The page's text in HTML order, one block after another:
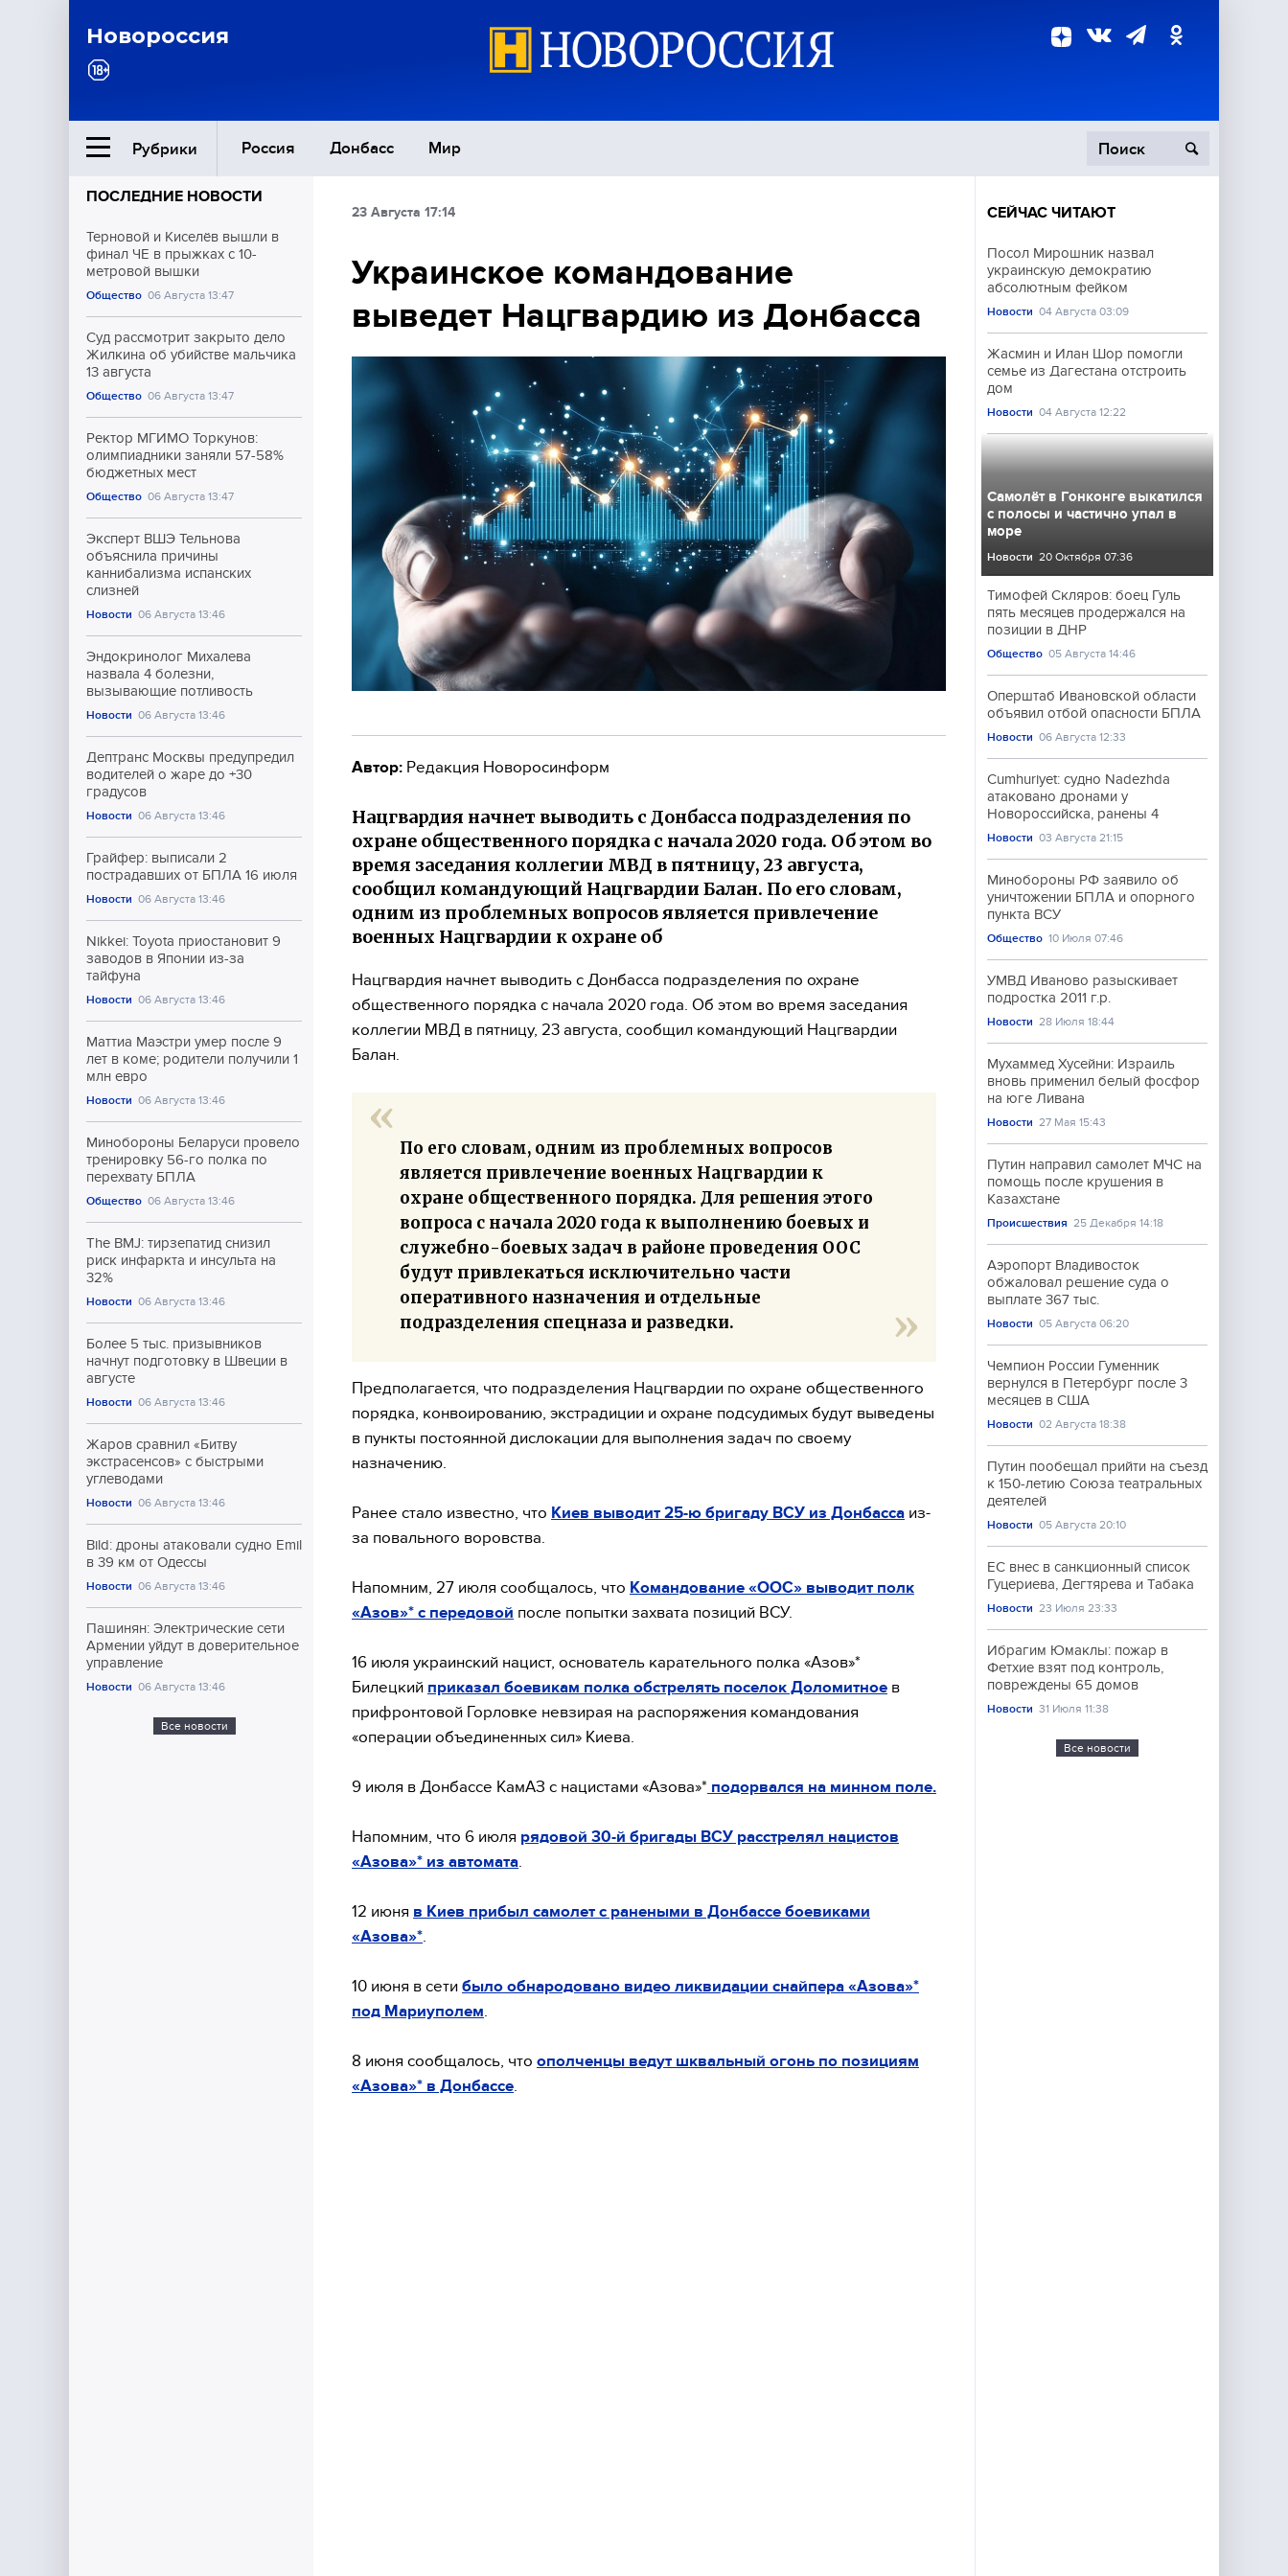
Новороссия
Рубрики Россия Донбасс Мир
Ближний Восток
Общество
Экономика
Происшествия
Культура
ПОСЛЕДНИЕ НОВОСТИ
Терновой и Киселёв вышли в
финал ЧЕ в прыжках с 10-
метровой вышки
Общество 06 Августа 13:47
Суд рассмотрит закрыто дело
Жилкина об убийстве мальчика
13 августа
Общество 06 Августа 13:47
Ректор МГИМО Торкунов:
олимпиадники заняли 57-58%
бюджетных мест
Общество 06 Августа 13:47
Эксперт ВШЭ Тельнова
объяснила причины
каннибализма испанских
слизней
Новости 06 Августа 13:46
Эндокринолог Михалева
назвала 4 болезни,
вызывающие потливость
Новости 06 Августа 13:46
Дептранс Москвы предупредил
водителей о жаре до +30
градусов
Новости 06 Августа 13:46
Грайфер: выписали 2
пострадавших от БПЛА 16 июля
Новости 06 Августа 13:46
Nikkei: Toyota приостановит 9
заводов в Японии из-за
тайфуна
Новости 06 Августа 13:46
Маттиа Маэстри умер после 9
лет в коме; родители получили 1
млн евро
Новости 06 Августа 13:46
Минобороны Беларуси провело
тренировку 56-го полка по
перехвату БПЛА
Общество 06 Августа 13:46
The BMJ: тирзепатид снизил
риск инфаркта и инсульта на
32%
Новости 06 Августа 13:46
Более 5 тыс. призывников
начнут подготовку в Швеции в
августе
Новости 06 Августа 13:46
Жаров сравнил «Битву
экстрасенсов» с быстрыми
углеводами
Новости 06 Августа 13:46
Bild: дроны атаковали судно Emil
в 39 км от Одессы
Новости 06 Августа 13:46
Пашинян: Электрические сети
Армении уйдут в доверительное
управление
Новости 06 Августа 13:46
Все новости
23 Августа 17:14
Украинское командование
выведет Нацгвардию из Донбасса
Автор: Редакция Новоросинформ
Нацгвардия начнет выводить с Донбасса подразделения по
охране общественного порядка с начала 2020 года. Об этом во
время заседания коллегии МВД в пятницу, 23 августа,
сообщил командующий Нацгвардии Балан. По его словам,
одним из проблемных вопросов является привлечение
военных Нацгвардии к охране об
Нацгвардия начнет выводить с Донбасса подразделения по охране
общественного порядка с начала 2020 года. Об этом во время заседания
коллегии МВД в пятницу, 23 августа, сообщил командующий Нацгвардии
Балан.
По его словам, одним из проблемных вопросов
является привлечение военных Нацгвардии к
охране общественного порядка. Для решения этого
вопроса с начала 2020 года к выполнению боевых и
служебно-боевых задач в районе проведения ООС
будут привлекаться исключительно части
оперативного назначения и отдельные
подразделения спецназа и разведки.
Предполагается, что подразделения Нацгвардии по охране общественного
порядка, конвоированию, экстрадиции и охране подсудимых будут выведены
в пункты постоянной дислокации для выполнения задач по своему
назначению.
Ранее стало известно, что Киев выводит 25-ю бригаду ВСУ из Донбасса из-
за повального воровства.
Напомним, 27 июля сообщалось, что Командование «ООС» выводит полк
«Азов»* с передовой после попытки захвата позиций ВСУ.
16 июля украинский нацист, основатель карательного полка «Азов»*
Билецкий приказал боевикам полка обстрелять поселок Доломитное в
прифронтовой Горловке невзирая на распоряжения командования
«операции объединенных сил» Киева.
9 июля в Донбассе КамАЗ с нацистами «Азова»* подорвался на минном поле.
Напомним, что 6 июля рядовой 30-й бригады ВСУ расстрелял нацистов
«Азова»* из автомата
12 июня в Киев прибыл самолет с ранеными в Донбассе боевиками
«Азова»*
10 июня в сети было обнародовано видео ликвидации снайпера «Азова»*
под Мариуполем
8 июня сообщалось, что ополченцы ведут шквальный огонь по позициям
«Азова»* в Донбассе
СЕЙЧАС ЧИТАЮТ
Посол Мирошник назвал
украинскую демократию
абсолютным фейком
Новости 04 Августа 03:09
Жасмин и Илан Шор помогли
семье из Дагестана отстроить
дом
Новости 04 Августа 12:22
Самолёт в Гонконге выкатился
с полосы и частично упал в
море
Новости 20 Октября 07:36
Тимофей Скляров: боец Гуль
пять месяцев продержался на
позиции в ДНР
Общество 05 Августа 14:46
Оперштаб Ивановской области
объявил отбой опасности БПЛА
Новости 06 Августа 12:33
Cumhuriyet: судно Nadezhda
атаковано дронами у
Новороссийска, ранены 4
Новости 03 Августа 21:15
Минобороны РФ заявило об
уничтожении БПЛА и опорного
пункта ВСУ
Общество 10 Июля 07:46
УМВД Иваново разыскивает
подростка 2011 г.р.
Новости 28 Июля 18:44
Мухаммед Хусейни: Израиль
вновь применил белый фосфор
на юге Ливана
Новости 27 Мая 15:43
Путин направил самолет МЧС на
помощь после крушения в
Казахстане
Происшествия 25 Декабря 14:18
Аэропорт Владивосток
обжаловал решение суда о
выплате 367 тыс.
Новости 05 Августа 06:20
Чемпион России Гуменник
вернулся в Петербург после 3
месяцев в США
Новости 02 Августа 18:38
Путин пообещал прийти на съезд
к 150-летию Союза театральных
деятелей
Новости 05 Августа 20:10
ЕС внес в санкционный список
Гуцериева, Дегтярева и Табака
Новости 23 Июля 23:33
Ибрагим Юмаклы: пожар в
Фетхие взят под контроль,
повреждены 65 домов
Новости 31 Июля 11:38
Все новости